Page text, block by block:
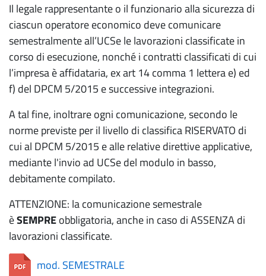
Il legale rappresentante o il funzionario alla sicurezza di
ciascun operatore economico deve comunicare
semestralmente all’UCSe le lavorazioni classificate in
corso di esecuzione, nonché i contratti classificati di cui
l’impresa è affidataria, ex art 14 comma 1 lettera e) ed
f) del DPCM 5/2015 e successive integrazioni.
A tal fine, inoltrare ogni comunicazione, secondo le
norme previste per il livello di classifica RISERVATO di
cui al DPCM 5/2015 e alle relative direttive applicative,
mediante l'invio ad UCSe del modulo in basso,
debitamente compilato.
ATTENZIONE: la comunicazione semestrale
èSEMPREobbligatoria, anche in caso di ASSENZA di
lavorazioni classificate.
mod. SEMESTRALE